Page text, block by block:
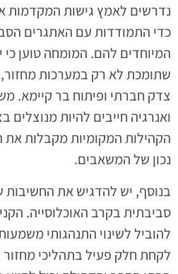
נדרשים לאמץ גישות המקדמות
כדי התמודדות עם האתגרים
המיוחדים להם. המומחה טוען כי
שתומכת לא רק במערכות
צדק חברתי ופיתוח בר קיימא.
ואנרגיה חייבים להיות
הקהילות המקומיות מקבלות את
נכון של המשאבים.
בנוסף, יש להדגיש את החשיבות
סביבתית בקרב האוכלוסייה.
להוביל לשינוי התנהגותי
לקחת חלק פעיל בתהליכי מחזור